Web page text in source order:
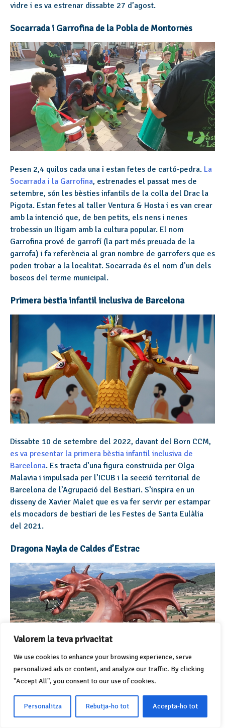
Valorem la teva privacitat
We use cookies to enhance your browsing experience, serve
personalized ads or content, and analyze our traffic. By clicking
"Accept All", you consent to our use of cookies.
Personalitza Rebutja-ho tot Accepta-ho tot
vidre i es va estrenar dissabte 27 d’agost.
Socarrada i Garrofina de la Pobla de Montornès
Pesen 2,4 quilos cada una i estan fetes de cartó-pedra. La
Socarrada i la Garrofina, estrenades el passat mes de
setembre, són les bèsties infantils de la colla del Drac la
Pigota. Estan fetes al taller Ventura & Hosta i es van crear
amb la intenció que, de ben petits, els nens i nenes
trobessin un lligam amb la cultura popular. El nom
Garrofina prové de garrofí (la part més preuada de la
garrofa) i fa referència al gran nombre de garrofers que es
poden trobar a la localitat. Socarrada és el nom d’un dels
boscos del terme municipal.
Primera bèstia infantil inclusiva de Barcelona
Dissabte 10 de setembre del 2022, davant del Born CCM,
es va presentar la primera bèstia infantil inclusiva de
Barcelona. Es tracta d’una figura construïda per Olga
Malavia i impulsada per l’ICUB i la secció territorial de
Barcelona de l’Agrupació del Bestiari. S’inspira en un
disseny de Xavier Malet que es va fer servir per estampar
els mocadors de bestiari de les Festes de Santa Eulàlia
del 2021.
Dragona Nayla de Caldes d’Estrac
És una creació de Toni Mujal i forma part dels Diables
d’Estrac.Es va presentar l’11 de setembre
, en el marc de